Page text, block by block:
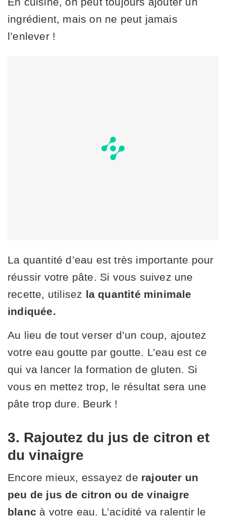
ingrédient, mais on ne peut jamais
l’enlever !
La quantité d’eau est très importante pour
réussir votre pâte. Si vous suivez une
recette, utilisez la quantité minimale
indiquée.
Au lieu de tout verser d’un coup, ajoutez
votre eau goutte par goutte. L’eau est ce
qui va lancer la formation de gluten. Si
vous en mettez trop, le résultat sera une
pâte trop dure. Beurk !
3. Rajoutez du jus de citron et
du vinaigre
Encore mieux, essayez de rajouter un
peu de jus de citron ou de vinaigre
blanc à votre eau. L’acidité va ralentir le